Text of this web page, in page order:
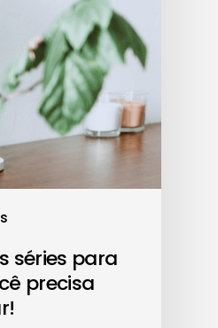
séries para
precisa